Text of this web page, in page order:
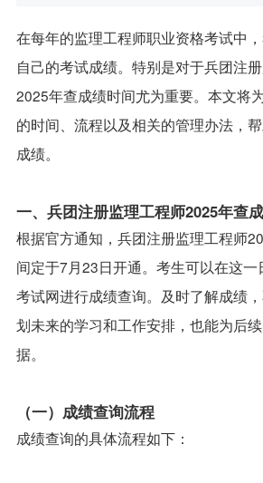
在每年的监理工程师职业资格考试中
自己的考试成绩。特别是对于兵团注
2025年查成绩时间尤为重要。本文将
的时间、流程以及相关的管理办法，
成绩。
一、兵团注册监理工程师2025年查
根据官方通知，兵团注册监理工程师
间定于7月23日开通。考生可以在这
考试网进行成绩查询。及时了解成绩
划未来的学习和工作安排，也能为后
据。
（一）成绩查询流程
成绩查询的具体流程如下：